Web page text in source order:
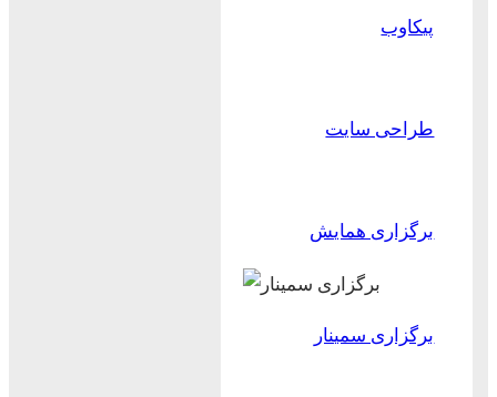
پیکاوب
طراحی سایت
برگزاری همایش
برگزاری سمینار